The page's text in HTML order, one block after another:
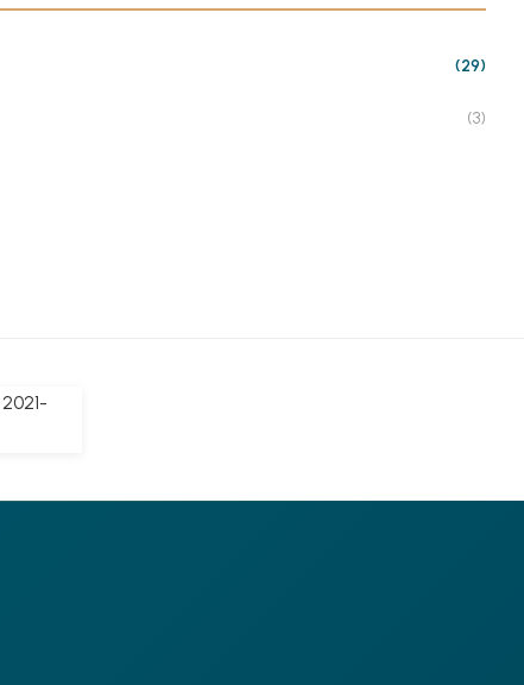
(29)
(3)